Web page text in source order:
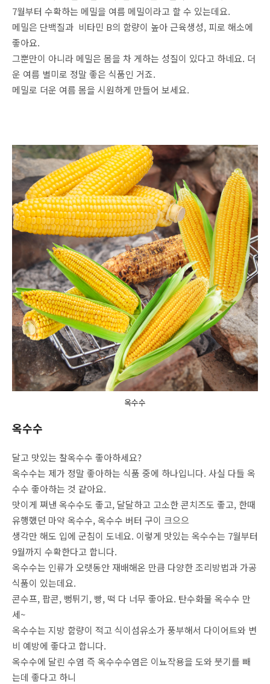
7월부터 수확하는 메밀을 여름 메밀이라고 할 수 있는데요.
메밀은 단백질과 비타민 B의 함량이 높아 근육생성, 피로 해소에
좋아요.
그뿐만이 아니라 메밀은 몸을 차 게하는 성질이 있다고 하네요. 더
운 여름 별미로 정말 좋은 식품인 거죠.
메밀로 더운 여름 몸을 시원하게 만들어 보세요.
옥수수
옥수수
달고 맛있는 찰옥수수 좋아하세요?
옥수수는 제가 정말 좋아하는 식품 중에 하나입니다. 사실 다들 옥
수수 좋아하는 것 같아요.
맛이게 쪄낸 옥수수도 좋고, 달달하고 고소한 콘치즈도 좋고, 한때
유행했던 마약 옥수수, 옥수수 버터 구이 크으으
생각만 해도 입에 군침이 도네요. 이렇게 맛있는 옥수수는 7월부터
9월까지 수확한다고 합니다.
옥수수는 인류가 오랫동안 재배해온 만큼 다양한 조리방법과 가공
식품이 있는데요.
콘수프, 팝콘, 뻥튀기, 빵, 떡 다 너무 좋아요. 탄수화물 옥수수 만
세~
옥수수는 지방 함량이 적고 식이섬유소가 풍부해서 다이어트와 변
비 예방에 좋다고 합니다.
옥수수에 달린 수염 즉 옥수수수염은 이뇨작용을 도와 붓기를 빼
는데 좋다고 하니